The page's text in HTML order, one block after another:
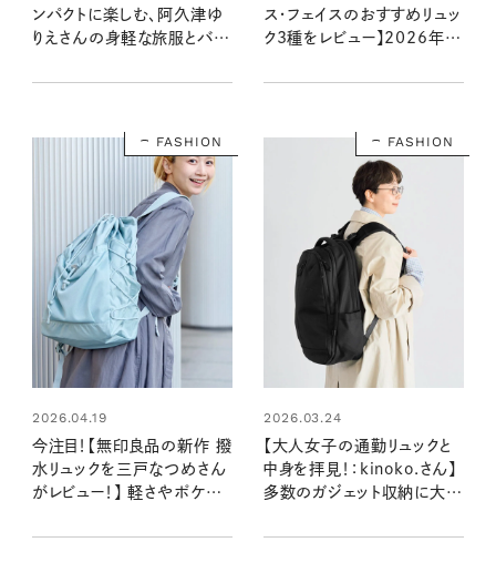
ンパクトに楽しむ、阿久津ゆ
りえさんの身軽な旅服とバッ
ス・フェイスのおすすめリュッ
ク3種をレビュー】2026年注
⼒・使い⼼地をチェック
FASHION
2026.04.19
今注目！【無印良品の新作 撥
水リュックを三戸なつめさん
がレビュー！】 軽さやポケット
FASHION
2026.03.24
【大人女子の通勤リュックと
中身を拝見！：kinoko.さん】
多数のガジェット収納に大活